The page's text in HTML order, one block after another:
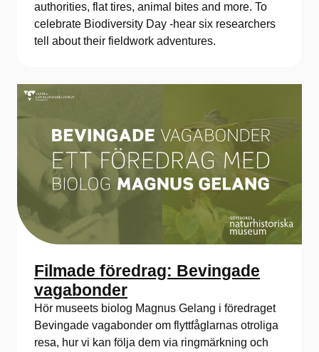
authorities, flat tires, animal bites and more. To
celebrate Biodiversity Day -hear six researchers
tell about their fieldwork adventures.
Filmade föredrag: Bevingade
vagabonder
Hör museets biolog Magnus Gelang i föredraget
Bevingade vagabonder om flyttfåglarnas otroliga
resa, hur vi kan följa dem via ringmärkning och